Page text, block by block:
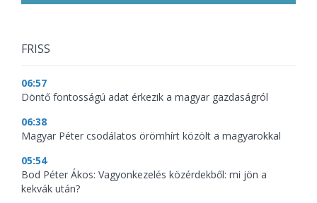
FRISS
06:57
Döntő fontosságú adat érkezik a magyar gazdaságról
06:38
Magyar Péter csodálatos örömhírt közölt a magyarokkal
05:54
Bod Péter Ákos: Vagyonkezelés közérdekből: mi jön a
kekvák után?